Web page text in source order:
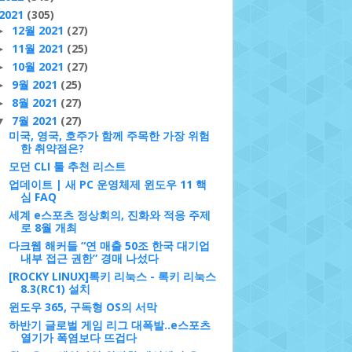
(305)
12월 2021 (27)
11월 2021 (25)
10월 2021 (27)
9월 2021 (25)
8월 2021 (27)
7월 2021 (27)
미국, 영국, 호주가 함께 주목한 가장 위험
한 취약점은?
모던 CLI 툴 추천 리스트
업데이트 | 새 PC 운영체제 윈도우 11 핵
심 FAQ
세계 e스포츠 정상회의, 진화와 적응 주제
로 8월 개최
다크웹 해커들 “연 매출 50조 한국 대기업
내부 접근 권한” 경매 나섰다
[ROCKY LINUX]록키 리눅스 - 록키 리눅스
8.3(RC1) 설치
윈도우 365, 구독형 OS의 서막
하반기 글로벌 게임 리그 대폭발..e스포츠
열기가 폭염보다 뜨겁다